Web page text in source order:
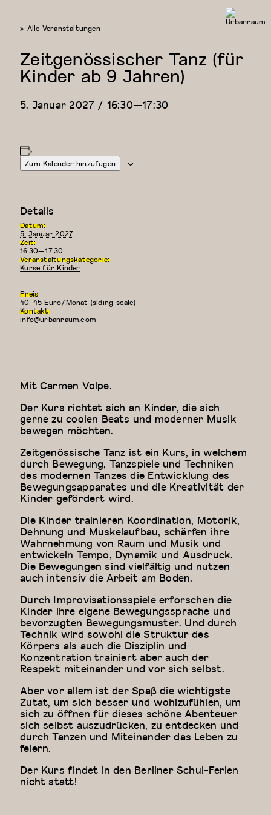
« Alle Veranstaltungen
Zeitgenössischer Tanz (für
Kinder ab 9 Jahren)
5. Januar 2027 / 16:30—17:30
Mit Carmen Volpe.
Der Kurs richtet sich an Kinder, die sich
gerne zu coolen Beats und moderner Musik
bewegen möchten.
Zeitgenössische Tanz ist ein Kurs, in welchem
durch Bewegung, Tanzspiele und Techniken
des modernen Tanzes die Entwicklung des
Bewegungsapparates und die Kreativität der
Kinder gefördert wird.
Die Kinder trainieren Koordination, Motorik,
Dehnung und Muskelaufbau, schärfen ihre
Wahrnehmung von Raum und Musik und
entwickeln Tempo, Dynamik und Ausdruck.
Die Bewegungen sind vielfältig und nutzen
auch intensiv die Arbeit am Boden.
Durch Improvisationsspiele erforschen die
Kinder ihre eigene Bewegungssprache und
bevorzugten Bewegungsmuster. Und durch
Technik wird sowohl die Struktur des
Körpers als auch die Disziplin und
Konzentration trainiert aber auch der
Respekt miteinander und vor sich selbst.
Aber vor allem ist der Spaß die wichtigste
Zutat, um sich besser und wohlzufühlen, um
sich zu öffnen für dieses schöne Abenteuer
sich selbst auszudrücken, zu entdecken und
durch Tanzen und Miteinander das Leben zu
feiern.
Der Kurs findet in den Berliner Schul-Ferien
nicht statt!
Zum Kalender hinzufügen
Details
Datum:
5. Januar 2027
Zeit:
16:30—17:30
Veranstaltungskategorie:
Kurse für Kinder
Preis
40-45 Euro/Monat (slding scale)
Kontakt
info@urbanraum.com